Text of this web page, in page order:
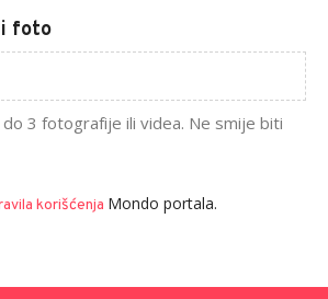
foto
3 fotografije ili videa. Ne smije biti
korišćenja Mondo portala.